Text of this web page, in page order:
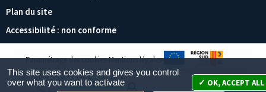
Plan du site
Accessibilité : non conforme
Paramétrage des cookies Mentions légales
This site uses cookies and gives you control
over what you want to activate
OK, ACCEPT ALL